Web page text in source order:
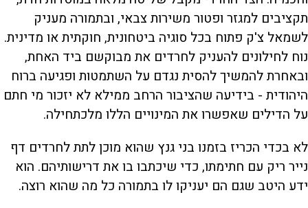
תקציבים למגזר ופטור משירות צבאי, ובתמורה מעניק
לשמאל צ'ק פתוח בכל סוגיה ביטחונית, חוקתית או מדינית.
נוח לחילונים להעניק לחרדים את מבוקשם ביד האחת,
ובאחרת להמשיך להסית נגדם על השתמטות ופגיעה ברוח
היהודית - בידיעה שהציבור הרחב ממילא לא יזכור מי חתם
על הדילים שאפשרו את המינויים הללו מלכתחילה.
לא בכדי הכריז בזמנו בני גנץ שהוא מוכן לתת לחרדים דף
נייר ריק עם חתימתו, כדי שיכתבו בו את דרישותיהם. הוא
ידע היטב שגם הם יעניקו לו בתמורה כל מה שהוא רוצה.